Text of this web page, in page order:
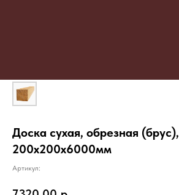
Доска сухая, обрезная (брус),
200х200х6000мм
Артикул: